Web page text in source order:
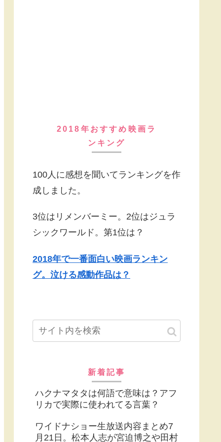
2018年おすすめ映画ラ
ンキング
100人に感想を聞いてランキングを作
成しました。
3位はリメンバーミー。2位はジュラ
シックワールド。第1位は？
2018年で一番面白い映画ランキン
グ。泣ける感動作品は？
新着記事
ハクナマタタは何語で意味は？アフ
リカで実際に使われてる言葉？
ワイドナショー生放送内容まとめ7
月21日。松本人志が宮迫博之や田村